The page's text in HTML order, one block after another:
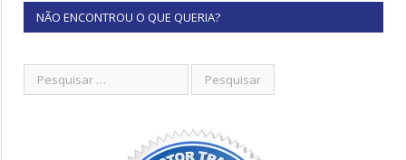
NÃO ENCONTROU O QUE QUERIA?